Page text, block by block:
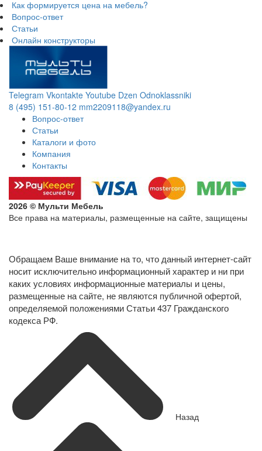
Как формируется цена на мебель?
Вопрос-ответ
Статьи
Онлайн конструкторы
Telegram Vkontakte Youtube Dzen Odnoklassniki
8 (495) 151-80-12 mm2209118@yandex.ru
Вопрос-ответ
Статьи
Каталоги и фото
Компания
Контакты
2026 © Мульти Мебель
Все права на материалы, размещенные на сайте, защищены
Обращаем Ваше внимание на то, что данный интернет-сайт
носит исключительно информационный характер и ни при
каких условиях информационные материалы и цены,
размещенные на сайте, не являются публичной офертой,
определяемой положениями Статьи 437 Гражданского
кодекса РФ.
Назад